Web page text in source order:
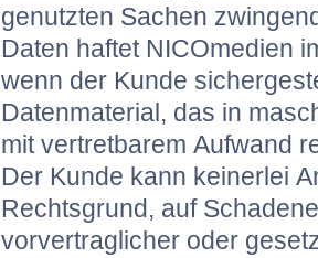
genutzten Sachen
Daten haftet NICOmedien
wenn der Kunde
Datenmaterial, das in
mit vertretbarem Aufwand
Der Kunde kann keinerlei
Rechtsgrund, auf
vorvertraglicher oder